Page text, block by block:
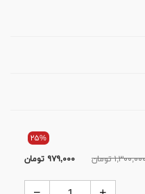
۲۵%
تومان ۹۷۹,۰۰۰تومان